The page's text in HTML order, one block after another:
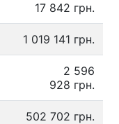
17 842 грн.
1 019 141 грн.
2 596
928 грн.
502 702 грн.